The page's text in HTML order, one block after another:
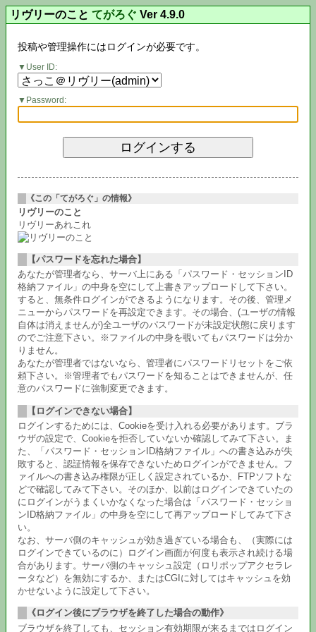
リヴリーのこと てがろぐ Ver 4.9.0
投稿や管理操作にはログインが必要です。
User ID:
Password:
《この「てがろぐ」の情報》
リヴリーのこと
リヴリーあれこれ
【パスワードを忘れた場合】
あなたが管理者なら、サーバ上にある「パスワード・セッションID
格納ファイル」の中身を空にして上書きアップロードして下さい。
すると、無条件ログインができるようになります。その後、管理メ
ニューからパスワードを再設定できます。その場合、(ユーザの情報
自体は消えませんが)全ユーザのパスワードが未設定状態に戻ります
のでご注意下さい。※ファイルの中身を覗いてもパスワードは分か
りません。
あなたが管理者ではないなら、管理者にパスワードリセットをご依
頼下さい。※管理者でもパスワードを知ることはできませんが、任
意のパスワードに強制変更できます。
【ログインできない場合】
ログインするためには、Cookieを受け入れる必要があります。ブラ
ウザの設定で、Cookieを拒否していないか確認してみて下さい。ま
た、「パスワード・セッションID格納ファイル」への書き込みが失
敗すると、認証情報を保存できないためログインができません。フ
ァイルへの書き込み権限が正しく設定されているか、FTPソフトな
どで確認してみて下さい。そのほか、以前はログインできていたの
にログインがうまくいかなくなった場合は「パスワード・セッショ
ンID格納ファイル」の中身を空にして再アップロードしてみて下さ
い。
なお、サーバ側のキャッシュが効き過ぎている場合も、（実際には
ログインできているのに）ログイン画面が何度も表示され続ける場
合があります。サーバ側のキャッシュ設定（ロリポップアクセラレ
ータなど）を無効にするか、またはCGIに対してはキャッシュを効
かせないように設定して下さい。
《ログイン後にブラウザを終了した場合の動作》
ブラウザを終了しても、セッション有効期限が来るまではログイン